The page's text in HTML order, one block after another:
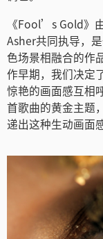
Japan
Korea
Mexico
Malaysia
New
Norway
Poland
《Fool’s Gold》
Asher共同执导，
色场景相融合的作
作早期，我们决定
惊艳的画面感互相
首歌曲的黄金主题
递出这种生动画面